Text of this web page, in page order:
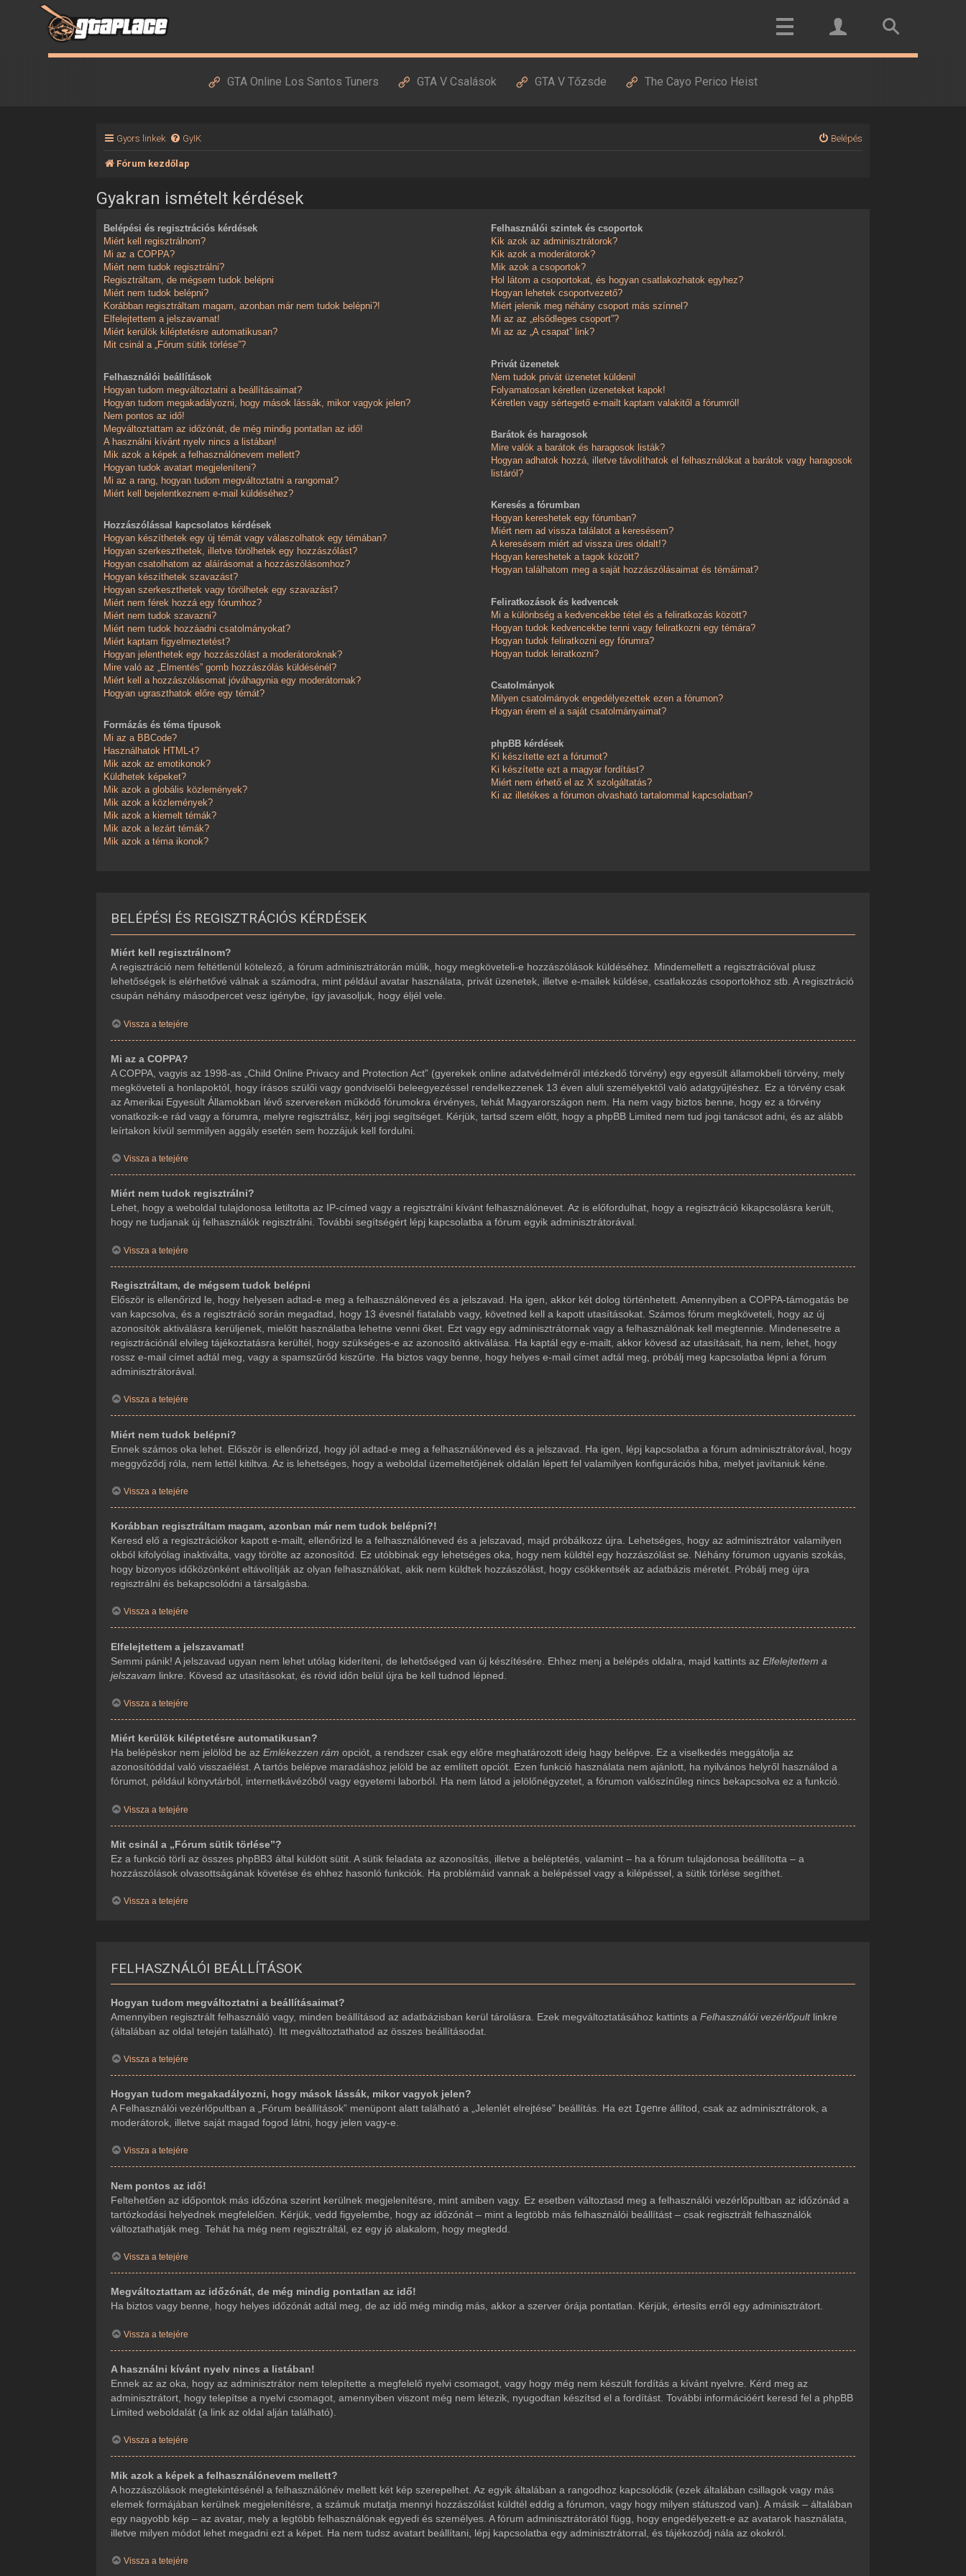
GTA Online Los Santos Tuners GTA V Csalások GTA V Tőzsde The Cayo Perico Heist
Gyors linkek GyIK Belépés
Fórum kezdőlap
Gyakran ismételt kérdések
Belépési és regisztrációs kérdések
Miért kell regisztrálnom?
Mi az a COPPA?
Miért nem tudok regisztrálni?
Regisztráltam, de mégsem tudok belépni
Miért nem tudok belépni?
Korábban regisztráltam magam, azonban már nem tudok belépni?!
Elfelejtettem a jelszavamat!
Miért kerülök kiléptetésre automatikusan?
Mit csinál a „Fórum sütik törlése”?
Felhasználói beállítások
Hogyan tudom megváltoztatni a beállításaimat?
Hogyan tudom megakadályozni, hogy mások lássák, mikor vagyok jelen?
Nem pontos az idő!
Megváltoztattam az időzónát, de még mindig pontatlan az idő!
A használni kívánt nyelv nincs a listában!
Mik azok a képek a felhasználónevem mellett?
Hogyan tudok avatart megjeleníteni?
Mi az a rang, hogyan tudom megváltoztatni a rangomat?
Miért kell bejelentkeznem e-mail küldéséhez?
Hozzászólással kapcsolatos kérdések
Hogyan készíthetek egy új témát vagy válaszolhatok egy témában?
Hogyan szerkeszthetek, illetve törölhetek egy hozzászólást?
Hogyan csatolhatom az aláírásomat a hozzászólásomhoz?
Hogyan készíthetek szavazást?
Hogyan szerkeszthetek vagy törölhetek egy szavazást?
Miért nem férek hozzá egy fórumhoz?
Miért nem tudok szavazni?
Miért nem tudok hozzáadni csatolmányokat?
Miért kaptam figyelmeztetést?
Hogyan jelenthetek egy hozzászólást a moderátoroknak?
Mire való az „Elmentés” gomb hozzászólás küldésénél?
Miért kell a hozzászólásomat jóváhagynia egy moderátornak?
Hogyan ugraszthatok előre egy témát?
Formázás és téma típusok
Mi az a BBCode?
Használhatok HTML-t?
Mik azok az emotikonok?
Küldhetek képeket?
Mik azok a globális közlemények?
Mik azok a közlemények?
Mik azok a kiemelt témák?
Mik azok a lezárt témák?
Mik azok a téma ikonok?
Felhasználói szintek és csoportok
Kik azok az adminisztrátorok?
Kik azok a moderátorok?
Mik azok a csoportok?
Hol látom a csoportokat, és hogyan csatlakozhatok egyhez?
Hogyan lehetek csoportvezető?
Miért jelenik meg néhány csoport más színnel?
Mi az az „elsődleges csoport”?
Mi az az „A csapat” link?
Privát üzenetek
Nem tudok privát üzenetet küldeni!
Folyamatosan kéretlen üzeneteket kapok!
Kéretlen vagy sértegető e-mailt kaptam valakitől a fórumról!
Barátok és haragosok
Mire valók a barátok és haragosok listák?
Hogyan adhatok hozzá, illetve távolíthatok el felhasználókat a barátok vagy haragosok
listáról?
Keresés a fórumban
Hogyan kereshetek egy fórumban?
Miért nem ad vissza találatot a keresésem?
A keresésem miért ad vissza üres oldalt!?
Hogyan kereshetek a tagok között?
Hogyan találhatom meg a saját hozzászólásaimat és témáimat?
Feliratkozások és kedvencek
Mi a különbség a kedvencekbe tétel és a feliratkozás között?
Hogyan tudok kedvencekbe tenni vagy feliratkozni egy témára?
Hogyan tudok feliratkozni egy fórumra?
Hogyan tudok leiratkozni?
Csatolmányok
Milyen csatolmányok engedélyezettek ezen a fórumon?
Hogyan érem el a saját csatolmányaimat?
phpBB kérdések
Ki készítette ezt a fórumot?
Ki készítette ezt a magyar fordítást?
Miért nem érhető el az X szolgáltatás?
Ki az illetékes a fórumon olvasható tartalommal kapcsolatban?
BELÉPÉSI ÉS REGISZTRÁCIÓS KÉRDÉSEK
Miért kell regisztrálnom?
A regisztráció nem feltétlenül kötelező, a fórum adminisztrátorán múlik, hogy megköveteli-e hozzászólások küldéséhez. Mindemellett a regisztrációval plusz
lehetőségek is elérhetővé válnak a számodra, mint például avatar használata, privát üzenetek, illetve e-mailek küldése, csatlakozás csoportokhoz stb. A regisztráció
csupán néhány másodpercet vesz igénybe, így javasoljuk, hogy éljél vele.
Vissza a tetejére
Mi az a COPPA?
A COPPA, vagyis az 1998-as „Child Online Privacy and Protection Act” (gyerekek online adatvédelméről intézkedő törvény) egy egyesült államokbeli törvény, mely
megköveteli a honlapoktól, hogy írásos szülői vagy gondviselői beleegyezéssel rendelkezzenek 13 éven aluli személyektől való adatgyűjtéshez. Ez a törvény csak
az Amerikai Egyesült Államokban lévő szervereken működő fórumokra érvényes, tehát Magyarországon nem. Ha nem vagy biztos benne, hogy ez a törvény
vonatkozik-e rád vagy a fórumra, melyre regisztrálsz, kérj jogi segítséget. Kérjük, tartsd szem előtt, hogy a phpBB Limited nem tud jogi tanácsot adni, és az alább
leírtakon kívül semmilyen aggály esetén sem hozzájuk kell fordulni.
Vissza a tetejére
Miért nem tudok regisztrálni?
Lehet, hogy a weboldal tulajdonosa letiltotta az IP-címed vagy a regisztrálni kívánt felhasználónevet. Az is előfordulhat, hogy a regisztráció kikapcsolásra került,
hogy ne tudjanak új felhasználók regisztrálni. További segítségért lépj kapcsolatba a fórum egyik adminisztrátorával.
Vissza a tetejére
Regisztráltam, de mégsem tudok belépni
Először is ellenőrizd le, hogy helyesen adtad-e meg a felhasználóneved és a jelszavad. Ha igen, akkor két dolog történhetett. Amennyiben a COPPA-támogatás be
van kapcsolva, és a regisztráció során megadtad, hogy 13 évesnél fiatalabb vagy, követned kell a kapott utasításokat. Számos fórum megköveteli, hogy az új
azonosítók aktiválásra kerüljenek, mielőtt használatba lehetne venni őket. Ezt vagy egy adminisztrátornak vagy a felhasználónak kell megtennie. Mindenesetre a
regisztrációnál elvileg tájékoztatásra kerültél, hogy szükséges-e az azonosító aktiválása. Ha kaptál egy e-mailt, akkor kövesd az utasításait, ha nem, lehet, hogy
rossz e-mail címet adtál meg, vagy a spamszűrőd kiszűrte. Ha biztos vagy benne, hogy helyes e-mail címet adtál meg, próbálj meg kapcsolatba lépni a fórum
adminisztrátorával.
Vissza a tetejére
Miért nem tudok belépni?
Ennek számos oka lehet. Először is ellenőrizd, hogy jól adtad-e meg a felhasználóneved és a jelszavad. Ha igen, lépj kapcsolatba a fórum adminisztrátorával, hogy
meggyőződj róla, nem lettél kitiltva. Az is lehetséges, hogy a weboldal üzemeltetőjének oldalán lépett fel valamilyen konfigurációs hiba, melyet javítaniuk kéne.
Vissza a tetejére
Korábban regisztráltam magam, azonban már nem tudok belépni?!
Keresd elő a regisztrációkor kapott e-mailt, ellenőrizd le a felhasználóneved és a jelszavad, majd próbálkozz újra. Lehetséges, hogy az adminisztrátor valamilyen
okból kifolyólag inaktiválta, vagy törölte az azonosítód. Ez utóbbinak egy lehetséges oka, hogy nem küldtél egy hozzászólást se. Néhány fórumon ugyanis szokás,
hogy bizonyos időközönként eltávolítják az olyan felhasználókat, akik nem küldtek hozzászólást, hogy csökkentsék az adatbázis méretét. Próbálj meg újra
regisztrálni és bekapcsolódni a társalgásba.
Vissza a tetejére
Elfelejtettem a jelszavamat!
Semmi pánik! A jelszavad ugyan nem lehet utólag kideríteni, de lehetőséged van új készítésére. Ehhez menj a belépés oldalra, majd kattints azElfelejtettem a
jelszavam linkre. Kövesd az utasításokat, és rövid időn belül újra be kell tudnod lépned.
Vissza a tetejére
Miért kerülök kiléptetésre automatikusan?
Ha belépéskor nem jelölöd be azEmlékezzen rám opciót, a rendszer csak egy előre meghatározott ideig hagy belépve. Ez a viselkedés meggátolja az
azonosítóddal való visszaélést. A tartós belépve maradáshoz jelöld be az említett opciót. Ezen funkció használata nem ajánlott, ha nyilvános helyről használod a
fórumot, például könyvtárból, internetkávézóból vagy egyetemi laborból. Ha nem látod a jelölőnégyzetet, a fórumon valószínűleg nincs bekapcsolva ez a funkció.
Vissza a tetejére
Mit csinál a „Fórum sütik törlése”?
Ez a funkció törli az összes phpBB3 által küldött sütit. A sütik feladata az azonosítás, illetve a beléptetés, valamint – ha a fórum tulajdonosa beállította – a
hozzászólások olvasottságának követése és ehhez hasonló funkciók. Ha problémáid vannak a belépéssel vagy a kilépéssel, a sütik törlése segíthet.
Vissza a tetejére
FELHASZNÁLÓI BEÁLLÍTÁSOK
Hogyan tudom megváltoztatni a beállításaimat?
Amennyiben regisztrált felhasználó vagy, minden beállításod az adatbázisban kerül tárolásra. Ezek megváltoztatásához kattints aFelhasználói vezérlőpultlinkre
(általában az oldal tetején található). Itt megváltoztathatod az összes beállításodat.
Vissza a tetejére
Hogyan tudom megakadályozni, hogy mások lássák, mikor vagyok jelen?
A Felhasználói vezérlőpultban a „Fórum beállítások” menüpont alatt található a „Jelenlét elrejtése” beállítás. Ha ezt Igenre állítod, csak az adminisztrátorok, a
moderátorok, illetve saját magad fogod látni, hogy jelen vagy-e.
Vissza a tetejére
Nem pontos az idő!
Feltehetően az időpontok más időzóna szerint kerülnek megjelenítésre, mint amiben vagy. Ez esetben változtasd meg a felhasználói vezérlőpultban az időzónád a
tartózkodási helyednek megfelelően. Kérjük, vedd figyelembe, hogy az időzónát – mint a legtöbb más felhasználói beállítást – csak regisztrált felhasználók
változtathatják meg. Tehát ha még nem regisztráltál, ez egy jó alakalom, hogy megtedd.
Vissza a tetejére
Megváltoztattam az időzónát, de még mindig pontatlan az idő!
Ha biztos vagy benne, hogy helyes időzónát adtál meg, de az idő még mindig más, akkor a szerver órája pontatlan. Kérjük, értesíts erről egy adminisztrátort.
Vissza a tetejére
A használni kívánt nyelv nincs a listában!
Ennek az az oka, hogy az adminisztrátor nem telepítette a megfelelő nyelvi csomagot, vagy hogy még nem készült fordítás a kívánt nyelvre. Kérd meg az
adminisztrátort, hogy telepítse a nyelvi csomagot, amennyiben viszont még nem létezik, nyugodtan készítsd el a fordítást. További információért keresd fel a phpBB
Limited weboldalát (a link az oldal alján található).
Vissza a tetejére
Mik azok a képek a felhasználónevem mellett?
A hozzászólások megtekintésénél a felhasználónév mellett két kép szerepelhet. Az egyik általában a rangodhoz kapcsolódik (ezek általában csillagok vagy más
elemek formájában kerülnek megjelenítésre, a számuk mutatja mennyi hozzászólást küldtél eddig a fórumon, vagy hogy milyen státuszod van). A másik – általában
egy nagyobb kép – az avatar, mely a legtöbb felhasználónak egyedi és személyes. A fórum adminisztrátorától függ, hogy engedélyezett-e az avatarok használata,
illetve milyen módot lehet megadni ezt a képet. Ha nem tudsz avatart beállítani, lépj kapcsolatba egy adminisztrátorral, és tájékozódj nála az okokról.
Vissza a tetejére